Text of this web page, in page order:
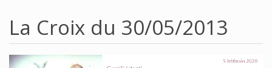
La Croix du 30/05/2013